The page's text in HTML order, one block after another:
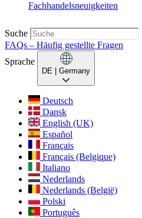
Fachhandelsneuigkeiten
Suche
FAQs – Häufig gestellte Fragen
Sprache
DE | Germany
Deutsch
Dansk
English (UK)
Español
Français
Français (Belgique)
Italiano
Nederlands
Nederlands (België)
Polski
Português